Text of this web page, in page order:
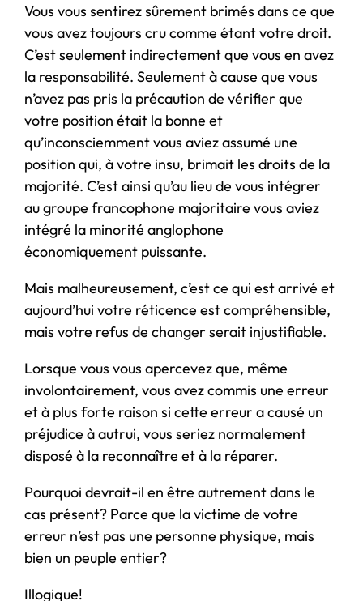
Vous vous sentirez sûrement brimés dans ce que
vous avez toujours cru comme étant votre droit.
C’est seulement indirectement que vous en avez
la responsabilité. Seulement à cause que vous
n’avez pas pris la précaution de vérifier que
votre position était la bonne et
qu’inconsciemment vous aviez assumé une
position qui, à votre insu, brimait les droits de la
majorité. C’est ainsi qu’au lieu de vous intégrer
au groupe francophone majoritaire vous aviez
intégré la minorité anglophone
économiquement puissante.
Mais malheureusement, c’est ce qui est arrivé et
aujourd’hui votre réticence est compréhensible,
mais votre refus de changer serait injustifiable.
Lorsque vous vous apercevez que, même
involontairement, vous avez commis une erreur
et à plus forte raison si cette erreur a causé un
préjudice à autrui, vous seriez normalement
disposé à la reconnaître et à la réparer.
Pourquoi devrait-il en être autrement dans le
cas présent? Parce que la victime de votre
erreur n’est pas une personne physique, mais
bien un peuple entier?
Illogique!